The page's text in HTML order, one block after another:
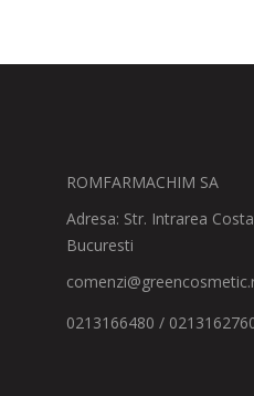
ROMFARMACHIM SA
Adresa: Str. Intrarea
Bucuresti
0213166480 /